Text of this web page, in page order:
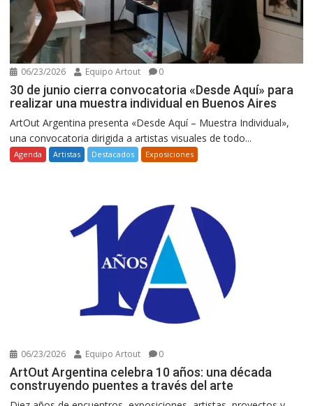
06/23/2026 Equipo Artout 0
30 de junio cierra convocatoria «Desde Aquí» para
realizar una muestra individual en Buenos Aires
ArtOut Argentina presenta «Desde Aquí – Muestra Individual»,
una convocatoria dirigida a artistas visuales de todo...
Agenda Artistas Destacados Exposiciones
06/23/2026 Equipo Artout 0
ArtOut Argentina celebra 10 años: una década
construyendo puentes a través del arte